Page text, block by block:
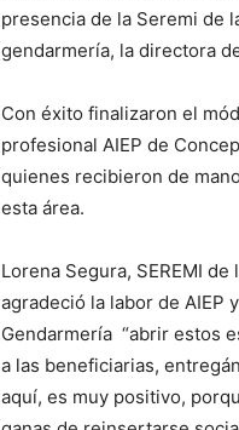
presencia de la Seremi de
gendarmería, la directora
Con éxito finalizaron el
profesional AIEP de
quienes recibieron de
esta área.
Lorena Segura, SEREMI
agradeció la labor de
Gendarmería “abrir estos
a las beneficiarias,
aquí, es muy positivo,